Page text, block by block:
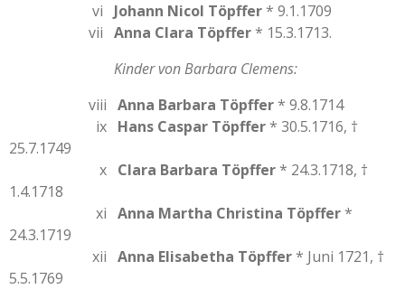
vi Johann Nicol Töpffer* 9.1.1709
vii Anna Clara Töpffer* 15.3.1713.
Kinder von Barbara Clemens:
viii Anna Barbara Töpffer* 9.8.1714
ix Hans Caspar Töpffer* 30.5.1716, †
25.7.1749
x Clara Barbara Töpffer* 24.3.1718, †
1.4.1718
xi Anna Martha Christina Töpffer*
24.3.1719
xii Anna Elisabetha Töpffer* Juni 1721, †
5.5.1769